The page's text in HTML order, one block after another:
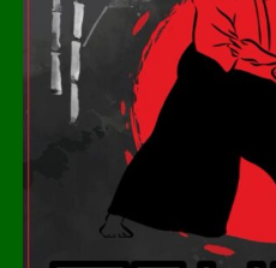
Carreira
Revelado nas categorias de
Colidio também passou pela
No futebol profissional, atuou
Bélgica, e pelo Tigre, da
ganhou destaque antes de